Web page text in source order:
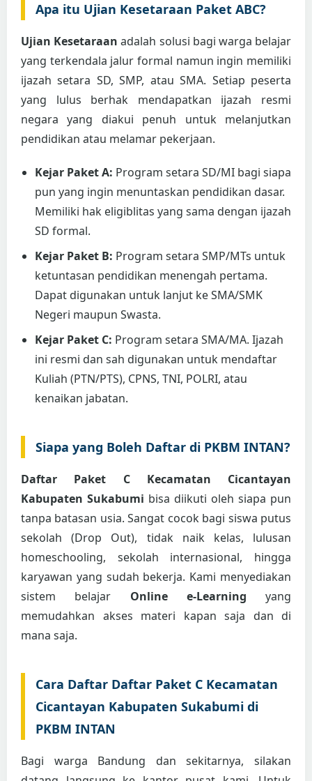
Apa itu Ujian Kesetaraan Paket ABC?
Ujian Kesetaraan adalah solusi bagi warga belajar
yang terkendala jalur formal namun ingin memiliki
ijazah setara SD, SMP, atau SMA. Setiap peserta
yang lulus berhak mendapatkan ijazah resmi
negara yang diakui penuh untuk melanjutkan
pendidikan atau melamar pekerjaan.
Kejar Paket A: Program setara SD/MI bagi siapa
pun yang ingin menuntaskan pendidikan dasar.
Memiliki hak eligiblitas yang sama dengan ijazah
SD formal.
Kejar Paket B: Program setara SMP/MTs untuk
ketuntasan pendidikan menengah pertama.
Dapat digunakan untuk lanjut ke SMA/SMK
Negeri maupun Swasta.
Kejar Paket C: Program setara SMA/MA. Ijazah
ini resmi dan sah digunakan untuk mendaftar
Kuliah (PTN/PTS), CPNS, TNI, POLRI, atau
kenaikan jabatan.
Siapa yang Boleh Daftar di PKBM INTAN?
Daftar Paket C Kecamatan Cicantayan
Kabupaten Sukabumi bisa diikuti oleh siapa pun
tanpa batasan usia. Sangat cocok bagi siswa putus
sekolah (Drop Out), tidak naik kelas, lulusan
homeschooling, sekolah internasional, hingga
karyawan yang sudah bekerja. Kami menyediakan
sistem belajar Online e-Learning yang
memudahkan akses materi kapan saja dan di
mana saja.
Cara Daftar Daftar Paket C Kecamatan
Cicantayan Kabupaten Sukabumi di
PKBM INTAN
Bagi warga Bandung dan sekitarnya, silakan